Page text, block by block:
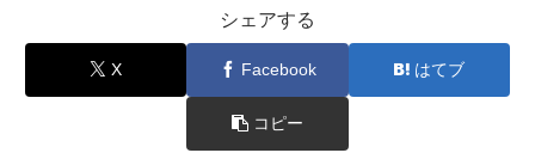
シェアする
X Facebook はてブ
コピー